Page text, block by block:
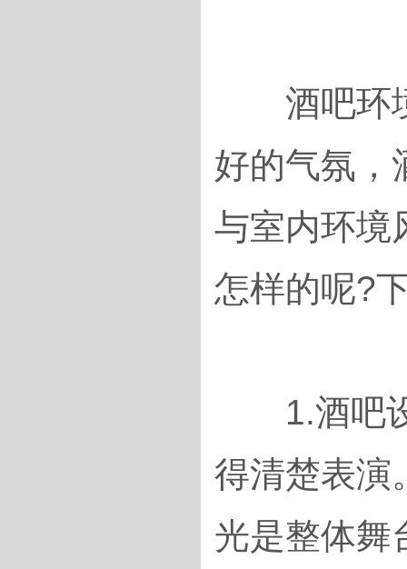
酒吧环境
好的气氛，
与室内环境
怎样的呢?
1.酒吧设
得清楚表演
光是整体舞